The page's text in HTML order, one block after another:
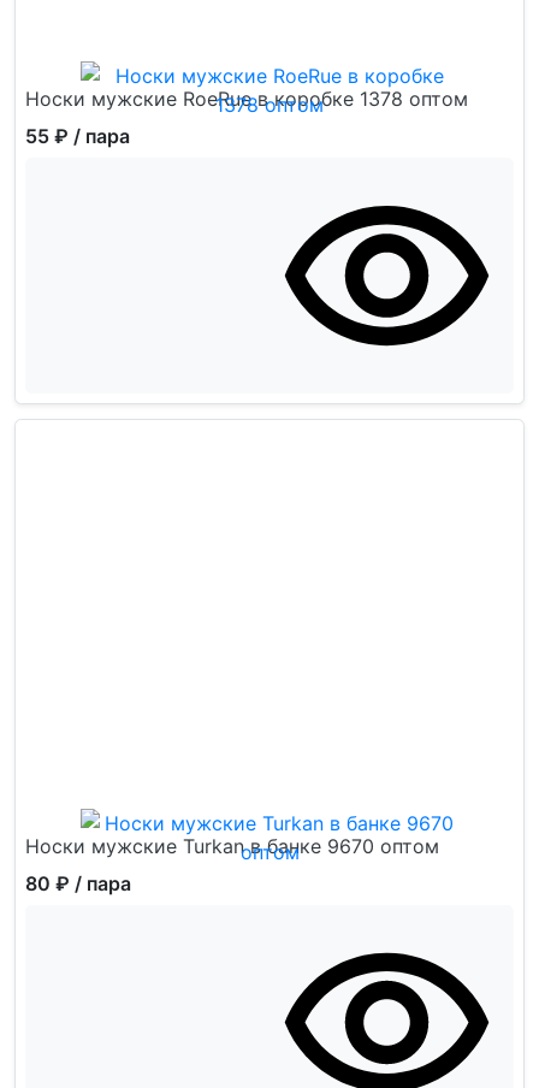
Носки мужские RoeRue в коробке 1378 оптом
55 ₽ / пара
Носки мужские Turkan в банке 9670 оптом
80 ₽ / пара